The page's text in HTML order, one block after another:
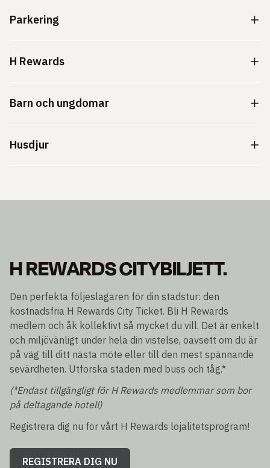
Parkering
H Rewards
Barn och ungdomar
Husdjur
H REWARDS CITYBILJETT.
Den perfekta följeslagaren för din stadstur: den
kostnadsfria H Rewards City Ticket. Bli H Rewards
medlem och åk kollektivt så mycket du vill. Det är enkelt
och miljövänligt under hela din vistelse, oavsett om du är
på väg till ditt nästa möte eller till den mest spännande
sevärdheten. Utforska staden med buss och tåg.*
(*Endast tillgängligt för H Rewards medlemmar som bor
på deltagande hotell)
Registrera dig nu för vårt H Rewards lojalitetsprogram!
REGISTRERA DIG NU